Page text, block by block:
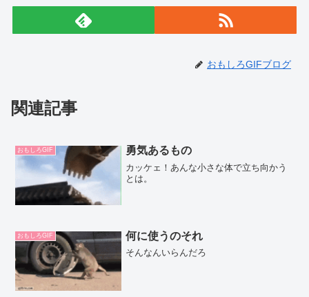
おもしろGIFブログ
関連記事
おもしろGIF 勇気あるもの
カッケェ！あんな小さな体で立ち向かう
とは。
おもしろGIF 何に使うのそれ
そんなんいらんだろ